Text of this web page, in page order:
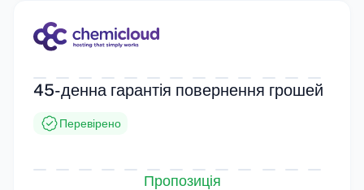
45-денна гарантія повернення грошей
Перевірено
Пропозиція